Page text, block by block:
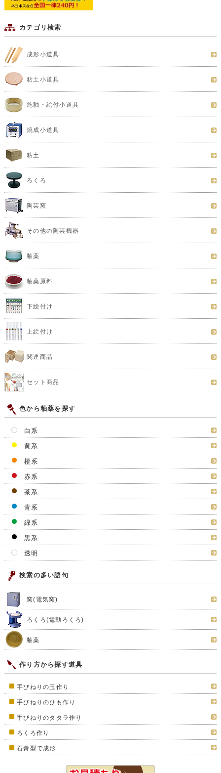
カテゴリ検索
成形小道具
粘土小道具
施釉・絵付小道具
焼成小道具
粘土
ろくろ
陶芸窯
その他の陶芸機器
釉薬
釉薬原料
下絵付け
上絵付け
関連商品
セット商品
色から釉薬を探す
白系
黄系
橙系
赤系
茶系
青系
緑系
黒系
透明
検索の多い語句
窯(電気窯)
ろくろ(電動ろくろ)
釉薬
作り方から探す道具
手びねりの玉作り
手びねりのひも作り
手びねりのタタラ作り
ろくろ作り
石膏型で成形